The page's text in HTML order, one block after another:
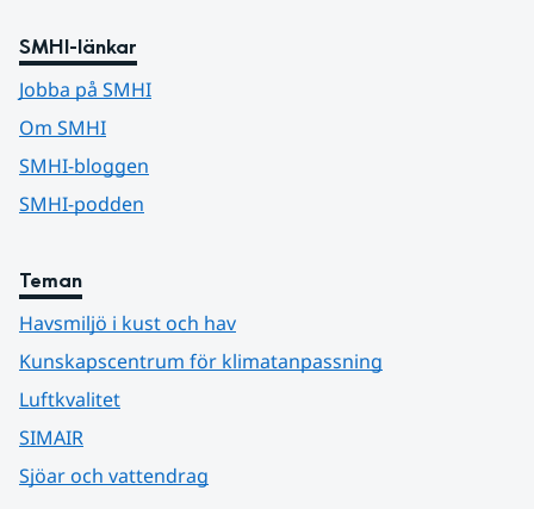
SMHI-länkar
Jobba på SMHI
Om SMHI
SMHI-bloggen
SMHI-podden
Teman
Havsmiljö i kust och hav
Kunskapscentrum för klimatanpassning
Luftkvalitet
SIMAIR
Sjöar och vattendrag